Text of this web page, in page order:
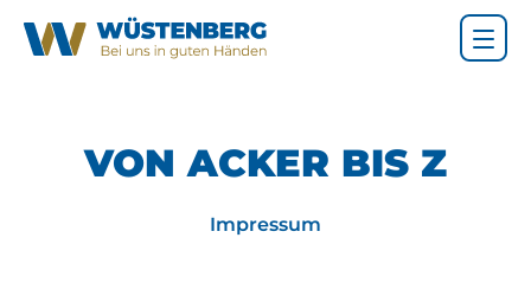
VON ACKER BIS Z
Impressum